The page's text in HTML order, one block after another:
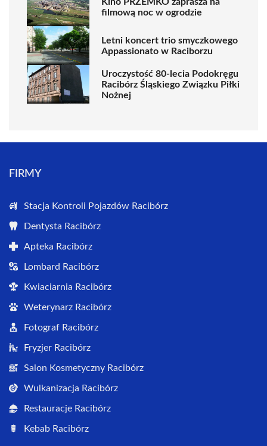
filmową noc w ogrodzie
Letni koncert trio smyczkowego
Appassionato w Raciborzu
Uroczystość 80-lecia Podokręgu
Racibórz Śląskiego Związku Piłki
Nożnej
FIRMY
Stacja Kontroli Pojazdów Racibórz
Dentysta Racibórz
Apteka Racibórz
Lombard Racibórz
Kwiaciarnia Racibórz
Weterynarz Racibórz
Fotograf Racibórz
Fryzjer Racibórz
Salon Kosmetyczny Racibórz
Wulkanizacja Racibórz
Restauracje Racibórz
Kebab Racibórz